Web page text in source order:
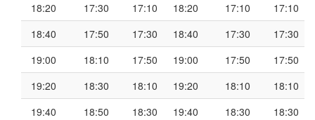
18:20
17:30 17:10 18:20 17:10
17:10
18:40
17:50 17:30 18:40 17:30
17:30
19:00
18:10 17:50 19:00 17:50
17:50
19:20
18:30 18:10 19:20 18:10
18:10
19:40
18:50 18:30 19:40 18:30
18:30